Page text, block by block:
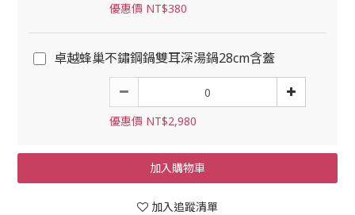
優惠價 NT$380
卓越蜂巢不鏽鋼鍋雙耳深湯鍋28cm含蓋
優惠價 NT$2,980
加入購物車
加入追蹤清單